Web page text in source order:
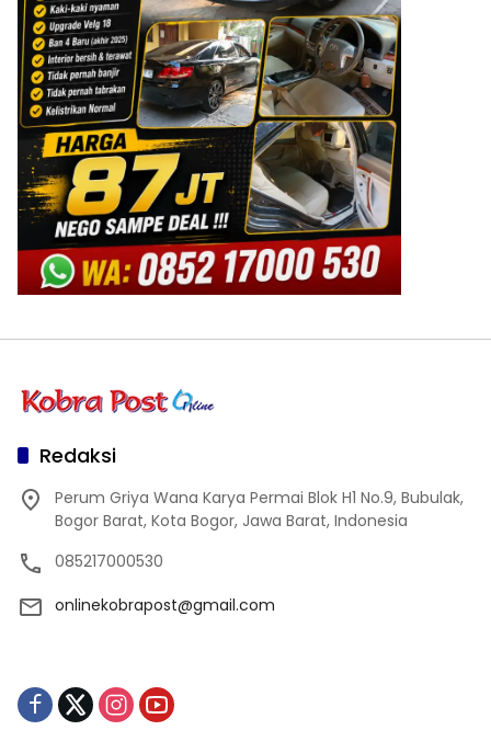
Redaksi
Perum Griya Wana Karya Permai Blok H1 No.9, Bubulak,
Bogor Barat, Kota Bogor, Jawa Barat, Indonesia
085217000530
onlinekobrapost@gmail.com